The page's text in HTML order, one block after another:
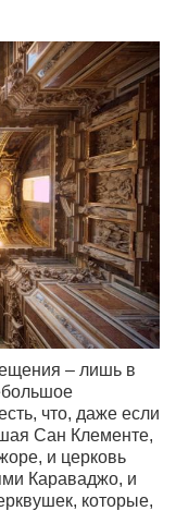
– лишь в
что, даже если
Сан Клементе,
и церковь
Караваджо, и
которые,